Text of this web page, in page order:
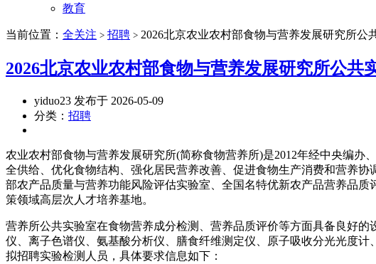
教育
当前位置： 全关注 > 招聘 > 2026北京农业农村部食物与营养发展研究所公
2026北京农业农村部食物与营养发展研究所公共
yiduo23 发布于 2026-05-09
分类： 招聘
农业农村部食物与营养发展研究所(简称食物营养所)是2012年经中央编
全供给、优化食物结构、强化居民营养改善、促进食物生产消费和营养
部农产品质量与营养功能风险评估实验室、全国名特优新农产品营养品
策领域高层次人才培养基地。
营养所公共实验室在食物营养成分检测、营养品质评价等方面具备良好
仪、离子色谱仪、氨基酸分析仪、膳食纤维测定仪、原子吸收分光光度
拟招聘实验检测人员，具体要求信息如下：